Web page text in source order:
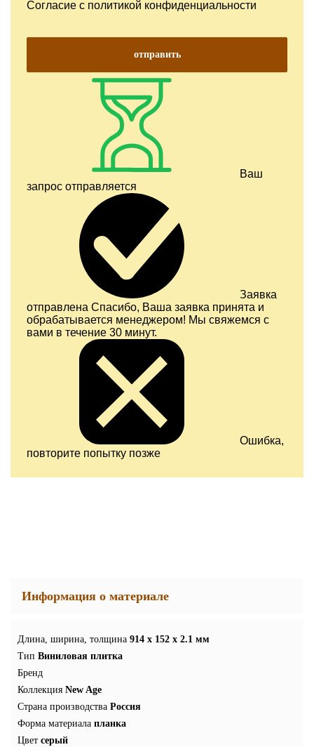
Согласие с политикой конфиденциальности
отправить
Ваш
запрос отправляется
Заявка
отправлена Спасибо, Ваша заявка принята и
обрабатывается менеджером! Мы свяжемся с
вами в течение 30 минут.
Ошибка,
повторите попытку позже
Информация о материале
Длина, ширина, толщина 914 x 152 x 2.1 мм
Тип Виниловая плитка
Бренд
Коллекция New Age
Страна производства Россия
Форма материала планка
Цвет серый